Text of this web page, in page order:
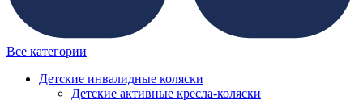
Все категории
Детские инвалидные коляски
Детские активные кресла-коляски